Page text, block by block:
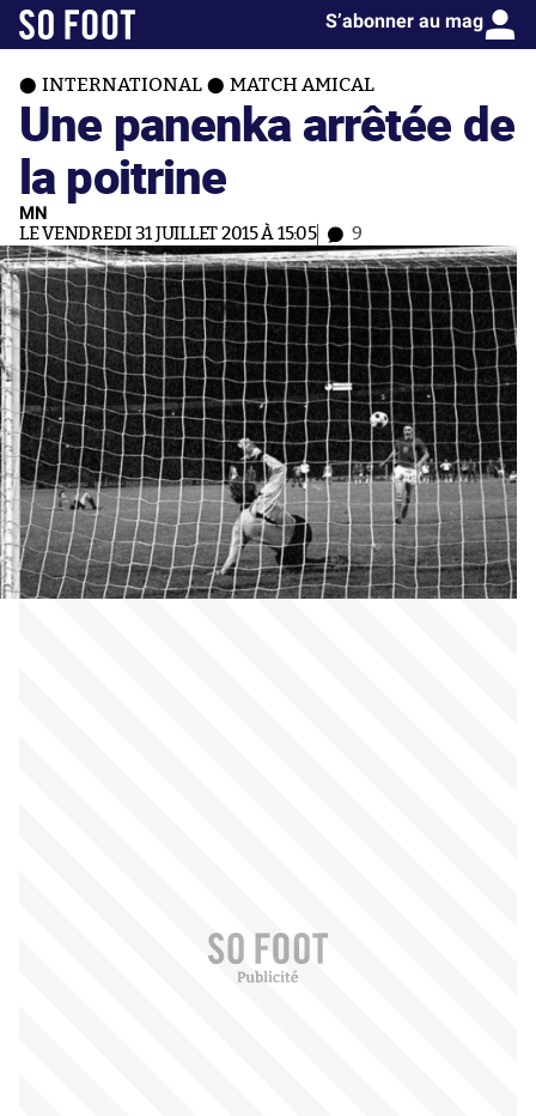
S’abonner au mag
INTERNATIONAL MATCH AMICAL
Une panenka arrêtée de
la poitrine
MN
LE VENDREDI 31 JUILLET 2015 À 15:05 9